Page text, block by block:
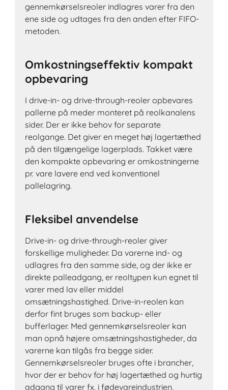
gennemkørselsreoler indlagres varer fra den
ene side og udtages fra den anden efter FIFO-
metoden.
Omkostningseffektiv kompakt
opbevaring
I drive-in- og drive-through-reoler opbevares
pallerne på meder monteret på reolkanalens
sider. Der er ikke behov for separate
reolgange. Det giver en meget høj lagertæthed
på den tilgængelige lagerplads. Takket være
den kompakte opbevaring er omkostningerne
pr. vare lavere end ved konventionel
pallelagring.
Fleksibel anvendelse
Drive-in- og drive-through-reoler giver
forskellige muligheder. Da varerne ind- og
udlagres fra den samme side, og der ikke er
direkte palleadgang, er reoltypen kun egnet til
varer med lav eller middel
omsætningshastighed. Drive-in-reolen kan
derfor fint bruges som backup- eller
bufferlager. Med gennemkørselsreoler kan
man opnå højere omsætningshastigheder, da
varerne kan tilgås fra begge sider.
Gennemkørselsreoler bruges ofte i brancher,
hvor der er behov for høj lagertæthed og hurtig
adgang til varer fx. i fødevareindustrien,